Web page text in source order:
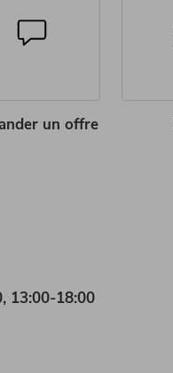
un offre
13:00-18:00